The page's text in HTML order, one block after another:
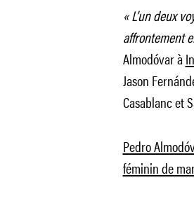
« L’un deux
affrontement
Almodóvar à
Jason
Casablanc et
Pedro
féminin de